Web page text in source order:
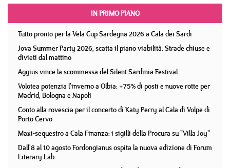
IN PRIMO PIANO
Tutto pronto per la Vela Cup Sardegna 2026 a Cala dei Sardi
Jova Summer Party 2026, scatta il piano viabilità. Strade chiuse e
divieti dal mattino
Aggius vince la scommessa del Silent Sardinia Festival
Volotea potenzia l'inverno a Olbia: +75% di posti e nuove rotte per
Madrid, Bologna e Napoli
Conto alla rovescia per il concerto di Katy Perry al Cala di Volpe di
Porto Cervo
Maxi-sequestro a Cala Finanza: i sigilli della Procura su "Villa Joy"
Dall'8 al 10 agosto Fordongianus ospita la nuova edizione di Forum
Literary Lab